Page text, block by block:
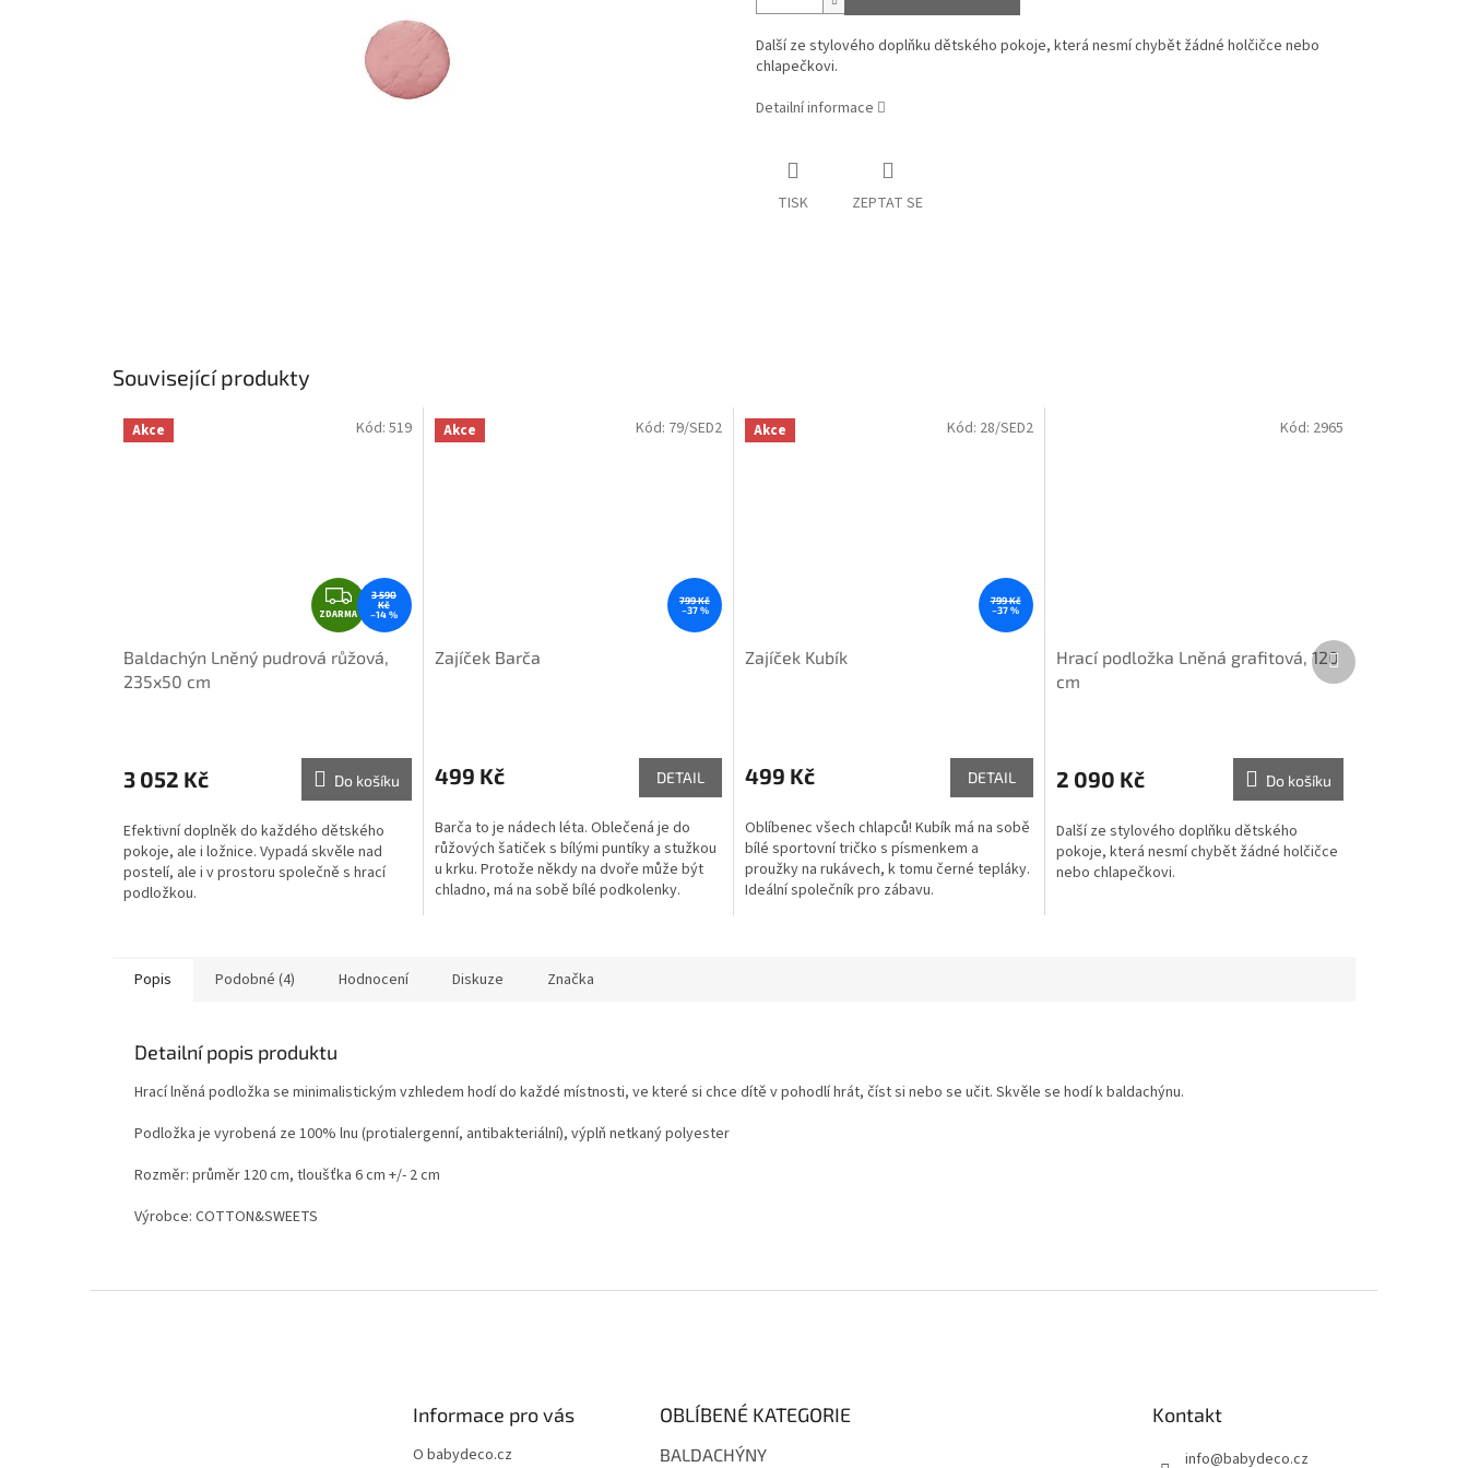
Další ze stylového doplňku dětského pokoje, která nesmí chybět žádné holčičce nebo
chlapečkovi.
Detailní informace
TISK ZEPTAT SE
Související produkty
Akce
Z
D
A
R
ZDARMA
3 590
Kč
–14 %
Baldachýn Lněný pudrová růžová,
235x50 cm
3 052 Kč Do košíku
Efektivní doplněk do každého dětského
pokoje, ale i ložnice. Vypadá skvěle nad
postelí, ale i v prostoru společně s hrací
podložkou.
Kód: 519 Akce
799 Kč
–37 %
Zajíček Barča
499 Kč DETAIL
Barča to je nádech léta. Oblečená je do
růžových šatiček s bílými puntíky a stužkou
u krku. Protože někdy na dvoře může být
chladno, má na sobě bílé podkolenky.
Kód: 79/SED2 Akce
799 Kč
–37 %
Zajíček Kubík
499 Kč DETAIL
Oblíbenec všech chlapců! Kubík má na sobě
bílé sportovní tričko s písmenkem a
proužky na rukávech, k tomu černé tepláky.
Ideální společník pro zábavu.
Kód: 28/SED2
Hrací podložka Lněná grafitová, 120
cm
2 090 Kč Do košíku
Další ze stylového doplňku dětského
pokoje, která nesmí chybět žádné holčičce
nebo chlapečkovi.
Kód: 2965
Další
produkt
Popis Podobné (4) Hodnocení Diskuze Značka
Detailní popis produktu
Hrací lněná podložka se minimalistickým vzhledem hodí do každé místnosti, ve které si chce dítě v pohodlí hrát, číst si nebo se učit. Skvěle se hodí k baldachýnu.
Podložka je vyrobená ze 100% lnu (protialergenní, antibakteriální), výplň netkaný polyester
Rozměr: průměr 120 cm, tloušťka 6 cm +/- 2 cm
Výrobce: COTTON&SWEETS
Informace pro vás
O babydeco.cz
OBLÍBENÉ KATEGORIE
BALDACHÝNY
Kontakt
info@babydeco.cz